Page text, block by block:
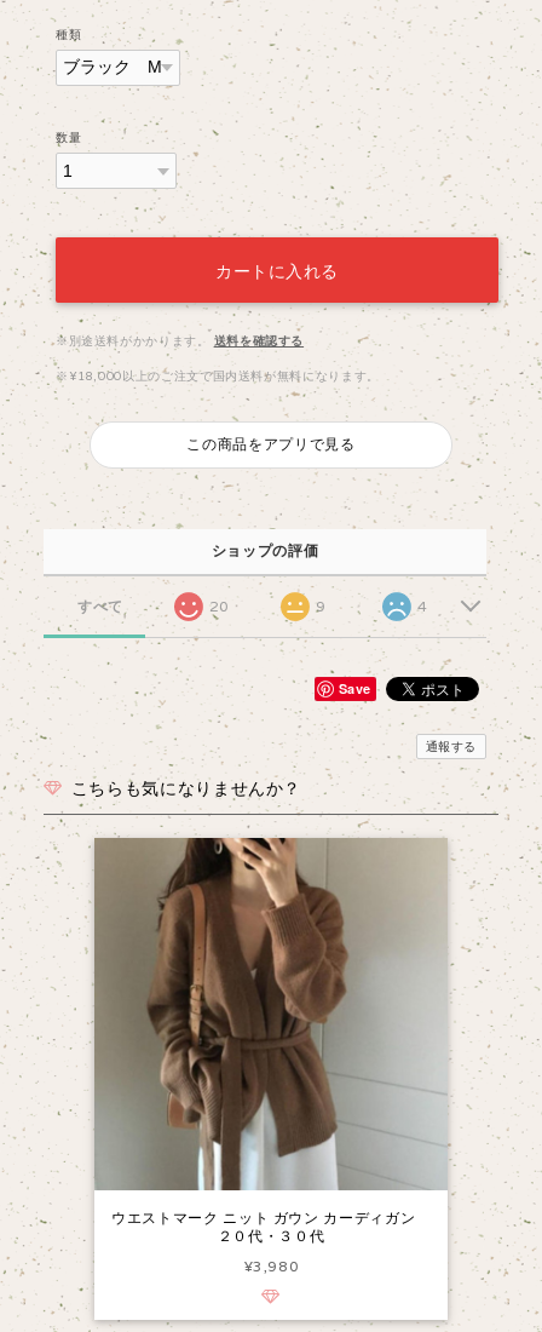
種類
数量
カートに入れる
※別途送料がかかります。 送料を確認する
※¥18,000以上のご注文で国内送料が無料になります。
この商品をアプリで見る
ショップの評価
すべて 20 9 4
Save
通報する
こちらも気になりませんか？
ウエストマーク ニット ガウン カーディガン
２０代・３０代
¥3,980